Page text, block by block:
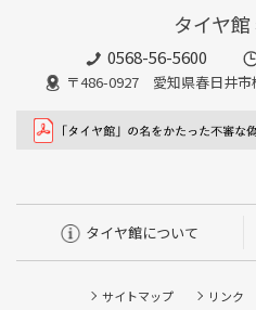
タイヤ
0568-56-5600
〒486-0927 愛知県春日井市
タイヤ館について
サイトマップ リンク